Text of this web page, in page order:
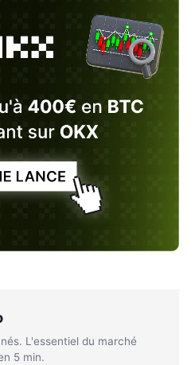
L'essentiel du marché
5 min.